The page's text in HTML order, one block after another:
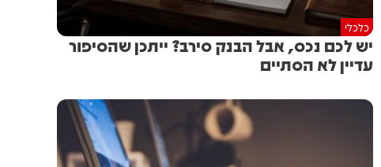
כלכלי
יש לכם נכס, אבל הבנק סירב? ייתכן שהסיפור
עדיין לא הסתיים